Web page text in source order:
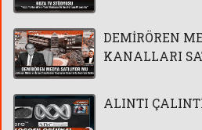
DEMİRÖREN
KANALLARI
ALINTI